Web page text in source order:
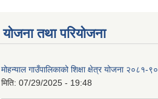
योजना तथा परियोजना
मोहन्याल गाउँपालिकाको शिक्षा क्षेत्र योजना २०८१-९०
मिति: 07/29/2025 - 19:48